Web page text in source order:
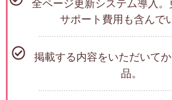
全ページ更新システム導入
サポート費用も含んで
掲載する内容をいただいて
品。